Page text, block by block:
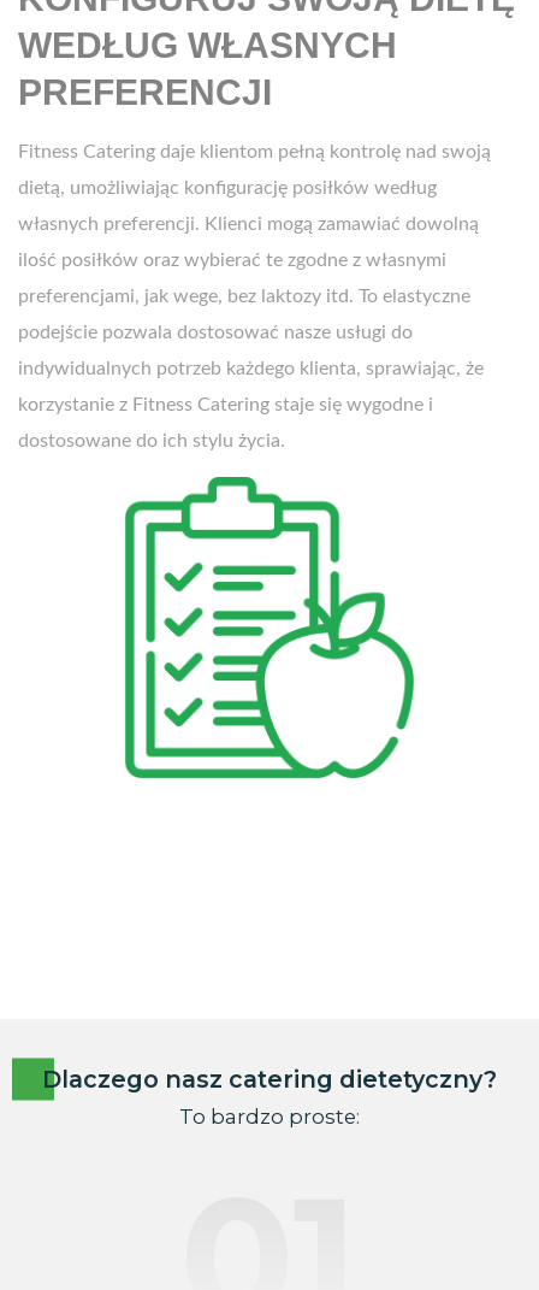
WEDŁUG WŁASNYCH
PREFERENCJI
Fitness Catering daje klientom pełną kontrolę nad swoją
dietą, umożliwiając konfigurację posiłków według
własnych preferencji. Klienci mogą zamawiać dowolną
ilość posiłków oraz wybierać te zgodne z własnymi
preferencjami, jak wege, bez laktozy itd. To elastyczne
podejście pozwala dostosować nasze usługi do
indywidualnych potrzeb każdego klienta, sprawiając, że
korzystanie z Fitness Catering staje się wygodne i
dostosowane do ich stylu życia.
Dlaczego nasz catering dietetyczny?
To bardzo proste: